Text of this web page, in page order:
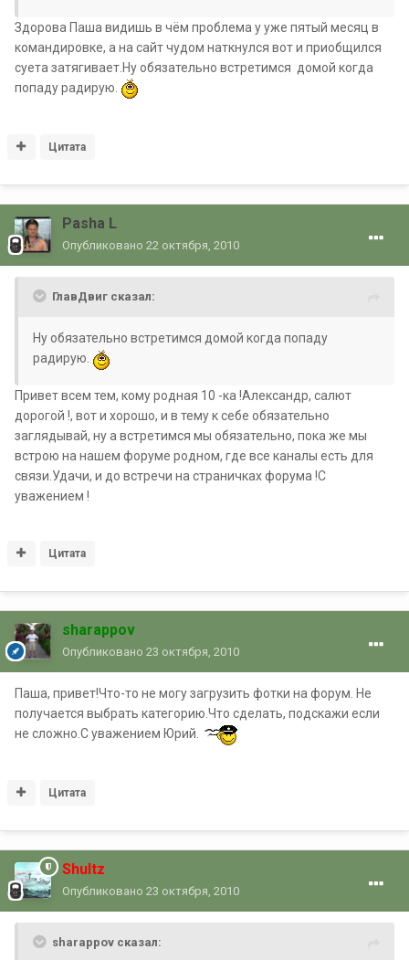
Здорова Паша видишь в чём проблема у уже пятый месяц в
командировке, а на сайт чудом наткнулся вот и приобщился
суета затягивает.Ну обязательно встретимся домой когда
попаду радирую.
Цитата
Pasha L
Опубликовано 22 октября, 2010
ГлавДвиг сказал:
Ну обязательно встретимся домой когда попаду
радирую.
Привет всем тем, кому родная 10 -ка !Александр, салют
дорогой !, вот и хорошо, и в тему к себе обязательно
заглядывай, ну а встретимся мы обязательно, пока же мы
встрою на нашем форуме родном, где все каналы есть для
связи.Удачи, и до встречи на страничках форума !С
уважением !
Цитата
sharappov
Опубликовано 23 октября, 2010
Паша, привет!Что-то не могу загрузить фотки на форум. Не
получается выбрать категорию.Что сделать, подскажи если
не сложно.С уважением Юрий.
Цитата
Shultz
Опубликовано 23 октября, 2010
sharappov сказал: